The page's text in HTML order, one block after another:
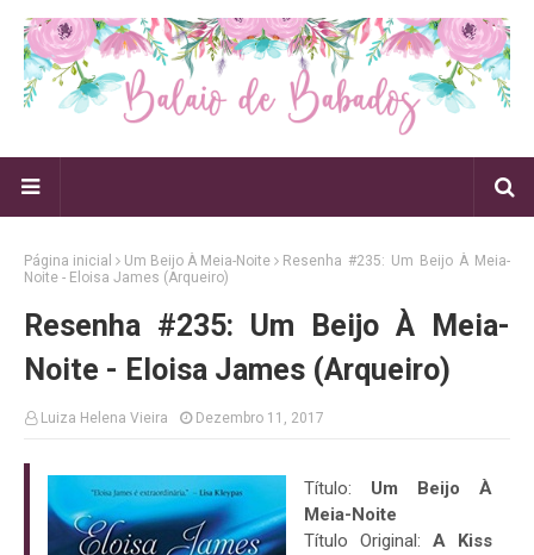
Página inicial Um Beijo À Meia-Noite
Resenha #235: Um Beijo À Meia-
Noite - Eloisa James (Arqueiro)
Resenha #235: Um Beijo À Meia-
Noite - Eloisa James (Arqueiro)
Luiza Helena Vieira Dezembro 11, 2017
Título: Um Beijo À
Meia-Noite
Título Original: A Kiss